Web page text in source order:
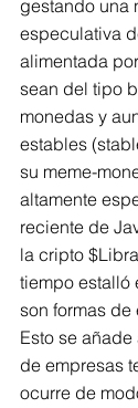
gestando una
especulativa
alimentada
sean del tipo
monedas y
estables
su meme-
altamente
reciente de
la cripto
tiempo estalló
son formas
Esto se
de empresas
ocurre de